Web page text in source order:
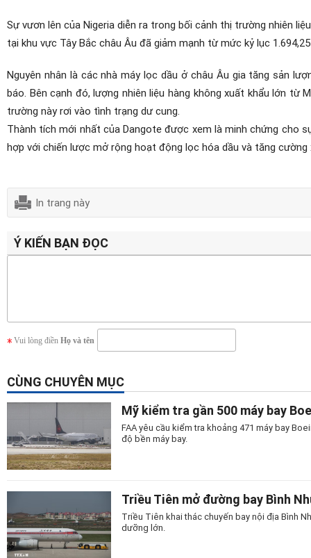
Sự vươn lên của Nigeria diễn ra trong bối cảnh thị trường nhiên
tại khu vực Tây Bắc châu Âu đã giảm mạnh từ mức kỷ lục
Nguyên nhân là các nhà máy lọc dầu ở châu Âu gia tăng sản
báo. Bên cạnh đó, lượng nhiên liệu hàng không xuất khẩu lớn từ
trường này rơi vào tình trạng dư cung.
Thành tích mới nhất của Dangote được xem là minh chứng cho
hợp với chiến lược mở rộng hoạt động lọc hóa dầu và tăng
In trang này
Ý KIẾN BẠN ĐỌC
Vui lòng điền Họ và tên
CÙNG CHUYÊN MỤC
Mỹ kiểm tra gần 500 máy bay
FAA yêu cầu kiểm tra khoảng 471 máy bay
độ bền máy bay.
Triều Tiên mở đường bay Bình
Triều Tiên khai thác chuyến bay nội địa Bình
dưỡng lớn.